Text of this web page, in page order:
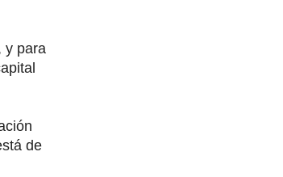
y para
de